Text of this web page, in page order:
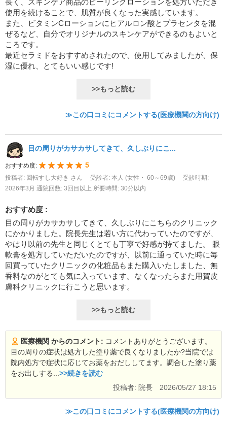
長く、スキンケア商品のピーリングローションを処方いただき
使用を続けることで、肌質が良くなった実感しています。
また、ビタミンCローションにヒアルロン酸とプラセンタを混
ぜるなど、自分でオリジナルのスキンケアができるのもよいと
ころです。
最近セラミドをおすすめされたので、使用してみましたが、保
湿に優れ、とてもいい感じです!
>>もっと読む
≫この口コミにコメントする(医療機関の方向け)
目の周りがカサカサしてきて、久しぶりにこ...
おすすめ度: 5
投稿者: 回転すし大好き さん 受診者: 本人 (女性・ 60～69歳)
受診時期:
2026年3月 通院回数: 3回目以上 所要時間: 30分以内
おすすめ度 :
目の周りがカサカサしてきて、久しぶりにこちらのクリニック
にかかりました。院長先生は若い方に代わっていたのですが、
やはり以前の先生と同じくとても丁寧で好感が持てました。 眼
軟膏を処方していただいたのですが、以前に通っていた時に毎
回買っていたクリニックの化粧品もまた購入いたしました、無
香料なのがとても気に入っています。なくなったらまた用賀皮
膚科クリニックに行こうと思います。
>>もっと読む
医療機関 からのコメント: コメントありがとうございます。
目の周りの症状は処方した塗り薬で良くなりましたか?当院では
院内処方で症状に応じてお薬をおだししてます。調合した塗り薬
をお出しする... >>続きを読む
投稿者: 院長
2026/05/27 18:15
≫この口コミにコメントする(医療機関の方向け)